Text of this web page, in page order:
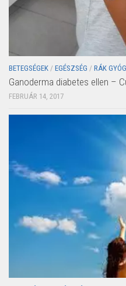
BETEGSÉGEK / EGÉSZSÉG / RÁK
Ganoderma diabetes ellen –
FEBRUÁR 14, 2017